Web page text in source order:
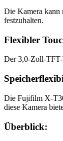
Die Kamera kann
festzuhalten.
Flexibler
Der 3,0-Zoll-TFT-
Die Fujifilm X-
diese Kamera
Überblick: